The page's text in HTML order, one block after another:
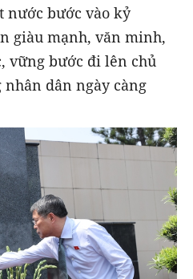
nước bước vào kỷ
giàu mạnh, văn minh,
vững bước đi lên chủ
dân ngày càng